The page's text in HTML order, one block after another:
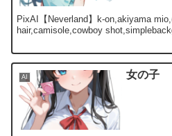
PixAI【Neverland】k-on,akiyama
hair,camisole,cowboy
AI 女の子